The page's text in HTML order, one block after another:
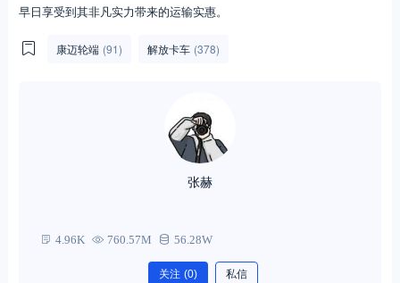
早日享受到其非凡实力带来的运输实惠。
康迈轮端 (91) 解放卡车 (378)
张赫
4.96K 760.57M 56.28W
关注 (0) 私信